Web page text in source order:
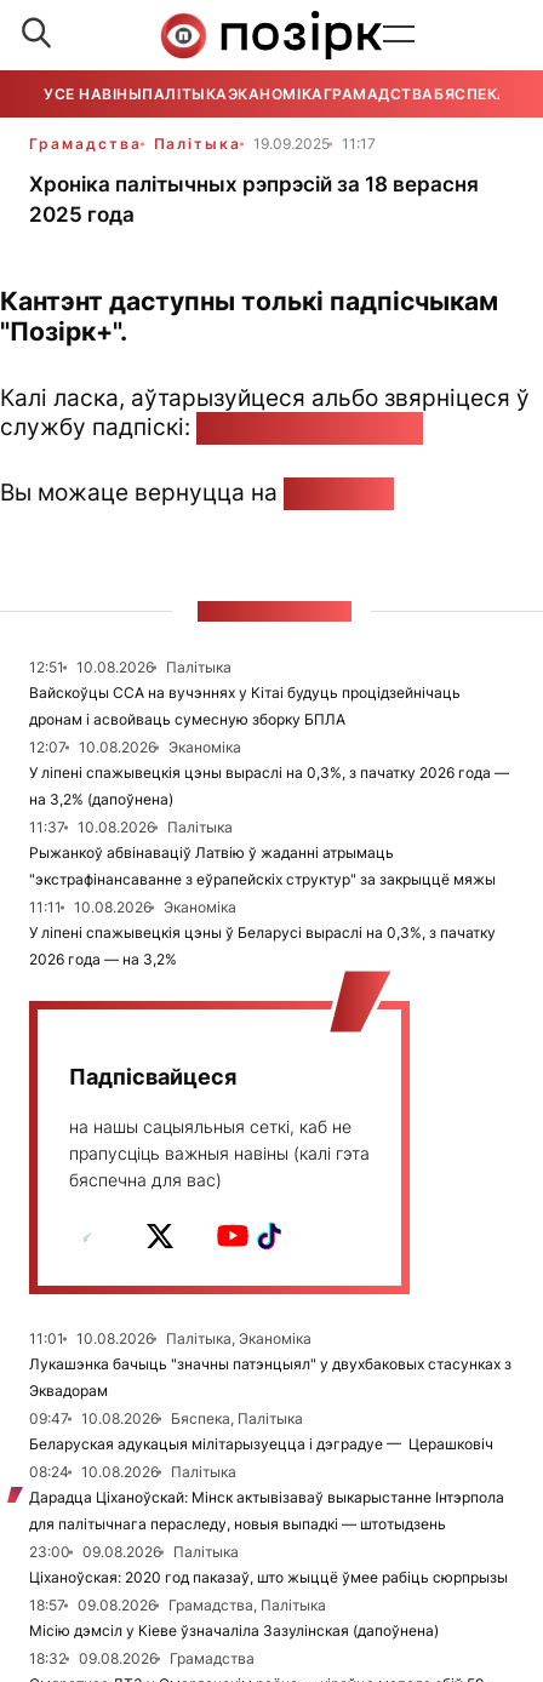
УСЕ НАВІНЫПАЛІТЫКАЭКАНОМІКАГРАМАДСТВАБЯСПЕКА
Грамадства Палітыка 19.09.2025 11:17
Хроніка палітычных рэпрэсій за 18 верасня
2025 года
Кантэнт даступны толькі падпісчыкам
"Позірк+".
Калі ласка, аўтарызуйцеся альбо звярніцеся ў
службу падпіскі:
Вы можаце вернуцца на
12:51 10.08.2026
Палітыка
Вайскоўцы ССА на вучэннях у Кітаі будуць процідзейнічаць
дронам і асвойваць сумесную зборку БПЛА
12:07
10.08.2026
Эканоміка
У ліпені спажывецкія цэны выраслі на 0,3%, з пачатку 2026 года —
на 3,2% (дапоўнена)
11:37
10.08.2026
Палітыка
Рыжанкоў абвінаваціў Латвію ў жаданні атрымаць
"экстрафінансаванне з еўрапейскіх структур" за закрыццё мяжы
11:11
10.08.2026
Эканоміка
У ліпені спажывецкія цэны ў Беларусі выраслі на 0,3%, з пачатку
2026 года — на 3,2%
Падпісвайцеся
на нашы сацыяльныя сеткі, каб не
прапусціць важныя навіны (калі гэта
бяспечна для вас)
11:01 10.08.2026
Палітыка, Эканоміка
Лукашэнка бачыць "значны патэнцыял" у двухбаковых стасунках з
Эквадорам
09:47
10.08.2026
Бяспека, Палітыка
Беларуская адукацыя мілітарызуецца і дэградуе — Церашковіч
08:24
10.08.2026
Палітыка
Дарадца Ціханоўскай: Мінск актывізаваў выкарыстанне Інтэрпола
для палітычнага пераследу, новыя выпадкі — штотыдзень
23:00
09.08.2026
Палітыка
Ціханоўская: 2020 год паказаў, што жыццё ўмее рабіць сюрпрызы
18:57
09.08.2026
Грамадства, Палітыка
Місію дэмсіл у Кіеве ўзначаліла Зазулінская (дапоўнена)
18:32
09.08.2026
Грамадства